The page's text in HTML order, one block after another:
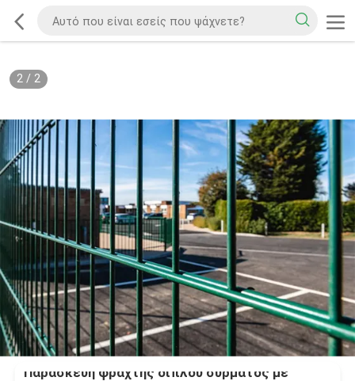
2/ 2
Παρασκευή φράχτης διπλού σύρματος με